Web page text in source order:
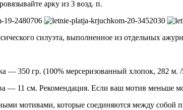
арку из 3 возд. п.
силуэта, выполненное из отдельных
— 350 гр. (100% мерсеризованный хлопок, 282
— 11 см. Рекомендация. Если ваш мотив меньше
мотивами, которые соединяются между собой